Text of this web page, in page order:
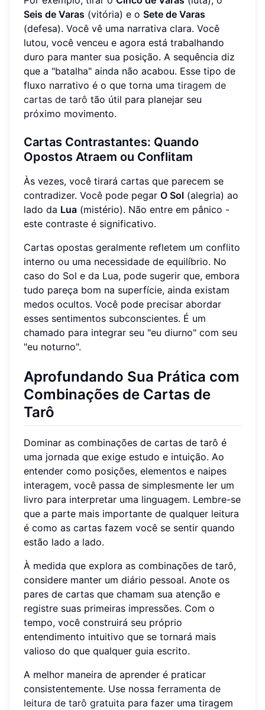
Seis de Varas (vitória) e o Sete de Varas
(defesa). Você vê uma narrativa clara. Você
lutou, você venceu e agora está trabalhando
duro para manter sua posição. A sequência diz
que a "batalha" ainda não acabou. Esse tipo de
fluxo narrativo é o que torna uma tiragem de
cartas de tarô tão útil para planejar seu
próximo movimento.
Cartas Contrastantes: Quando
Opostos Atraem ou Conflitam
Às vezes, você tirará cartas que parecem se
contradizer. Você pode pegar O Sol (alegria) ao
lado da Lua (mistério). Não entre em pânico -
este contraste é significativo.
Cartas opostas geralmente refletem um conflito
interno ou uma necessidade de equilíbrio. No
caso do Sol e da Lua, pode sugerir que, embora
tudo pareça bom na superfície, ainda existam
medos ocultos. Você pode precisar abordar
esses sentimentos subconscientes. É um
chamado para integrar seu "eu diurno" com seu
"eu noturno".
Aprofundando Sua Prática com
Combinações de Cartas de
Tarô
Dominar as combinações de cartas de tarô é
uma jornada que exige estudo e intuição. Ao
entender como posições, elementos e naipes
interagem, você passa de simplesmente ler um
livro para interpretar uma linguagem. Lembre-se
que a parte mais importante de qualquer leitura
é como as cartas fazem você se sentir quando
estão lado a lado.
À medida que explora as combinações de tarô,
considere manter um diário pessoal. Anote os
pares de cartas que chamam sua atenção e
registre suas primeiras impressões. Com o
tempo, você construirá seu próprio
entendimento intuitivo que se tornará mais
valioso do que qualquer guia escrito.
A melhor maneira de aprender é praticar
consistentemente. Use nossa ferramenta de
leitura de tarô gratuita para fazer uma tiragem